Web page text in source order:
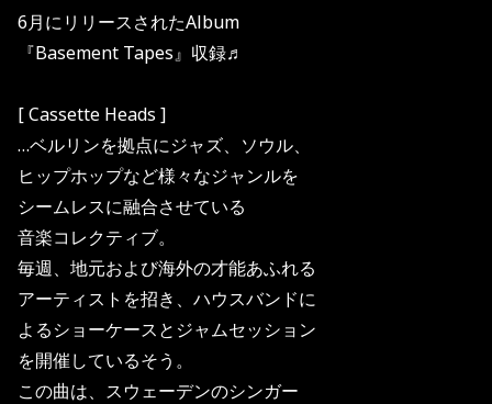
6月にリリースされたAlbum
『Basement Tapes』収録♬
[ Cassette Heads ]
…ベルリンを拠点にジャズ、ソウル、
ヒップホップなど様々なジャンルを
シームレスに融合させている
音楽コレクティブ。
毎週、地元および海外の才能あふれる
アーティストを招き、ハウスバンドに
よるショーケースとジャムセッション
を開催しているそう。
この曲は、スウェーデンのシンガー